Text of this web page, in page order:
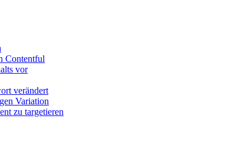
Contentful
vor
verändert
Variation
zu targetieren